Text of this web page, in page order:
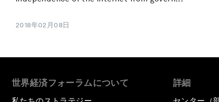
2018年02月08日
世界経済フォーラムについて 詳細